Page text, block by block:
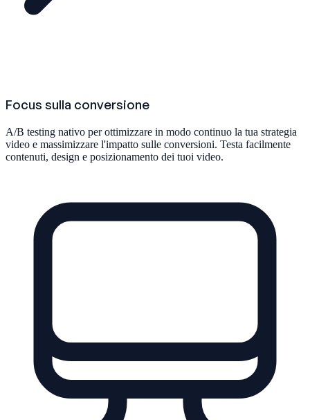
Focus sulla conversione
A/B testing nativo per ottimizzare in modo continuo la tua strategia
video e massimizzare l'impatto sulle conversioni. Testa facilmente
contenuti, design e posizionamento dei tuoi video.